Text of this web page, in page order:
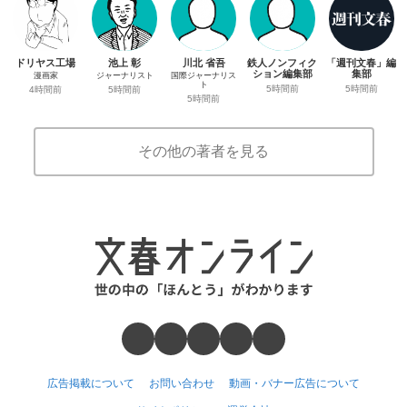
ドリヤス工場
漫画家
4時間前
池上 彰
ジャーナリスト
5時間前
川北 省吾
国際ジャーナリス
ト
5時間前
鉄人ノンフィク
ション編集部
5時間前
「週刊文春」編
集部
5時間前
その他の著者を見る
広告掲載について お問い合わせ 動画・バナー広告について